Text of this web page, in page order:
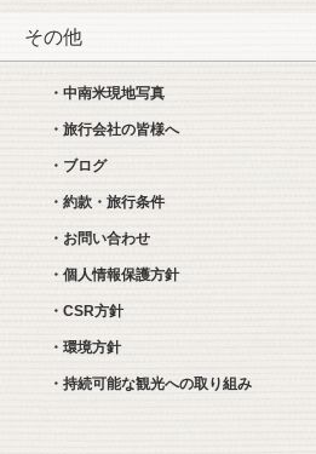
その他
・中南米現地写真
・旅行会社の皆様へ
・ブログ
・約款・旅行条件
・お問い合わせ
・個人情報保護方針
・CSR方針
・環境方針
・持続可能な観光への取り組み